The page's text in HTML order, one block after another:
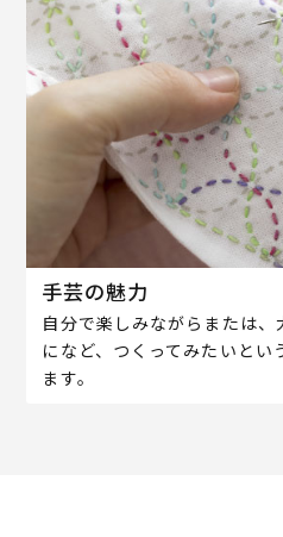
手芸の魅力
自分で楽しみながらまたは、
になど、つくってみたいとい
ます。